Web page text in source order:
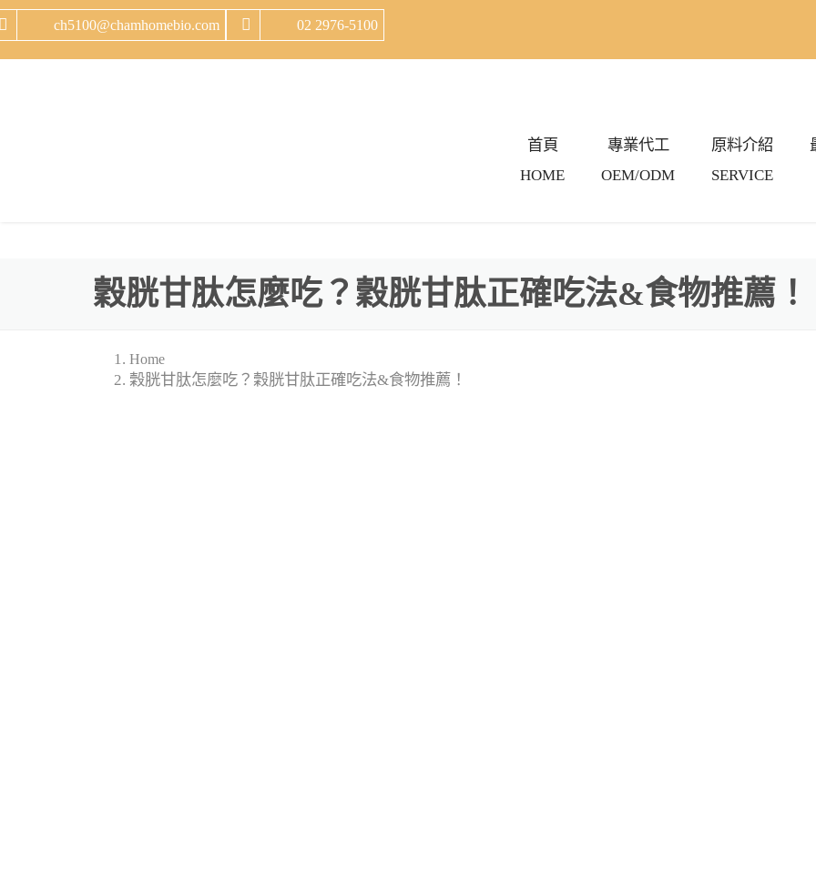
ch5100@chamhomebio.com 02 2976-5100
首頁
HOME
專業代工
OEM/ODM
原料介紹
SERVICE
順暢保健
穀胱甘肽怎麼吃？穀胱甘肽正確吃法&食物推薦！
Home
穀胱甘肽怎麼吃？穀胱甘肽正確吃法&食物推薦！